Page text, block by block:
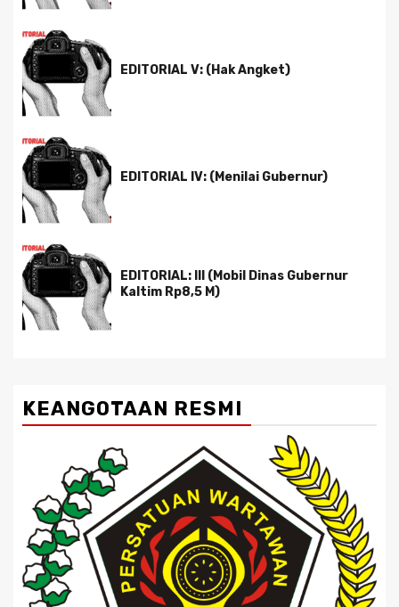
EDITORIAL V: (Hak Angket)
EDITORIAL IV: (Menilai Gubernur)
EDITORIAL: III (Mobil Dinas Gubernur
Kaltim Rp8,5 M)
KEANGOTAAN RESMI